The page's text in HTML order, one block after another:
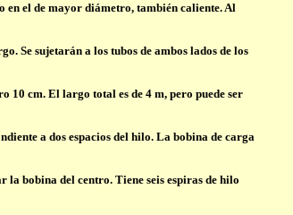
en el de mayor diámetro, también caliente. Al
Se sujetarán a los tubos de ambos lados de los
10 cm. El largo total es de 4 m, pero puede ser
a dos espacios del hilo. La bobina de carga
la bobina del centro. Tiene seis espiras de hilo